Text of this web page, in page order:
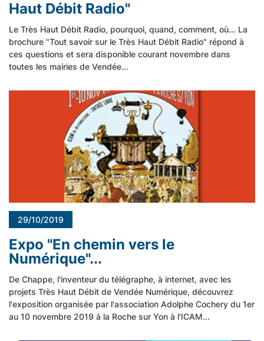
Haut Débit Radio"
Le Très Haut Débit Radio, pourquoi, quand, comment, où... La
brochure "Tout savoir sur le Très Haut Débit Radio" répond à
ces questions et sera disponible courant novembre dans
toutes les mairies de Vendée...
29/10/2019
Expo "En chemin vers le
Numérique"...
De Chappe, l'inventeur du télégraphe, à internet, avec les
projets Très Haut Débit de Vendée Numérique, découvrez
l'exposition organisée par l'association Adolphe Cochery du 1er
au 10 novembre 2019 à la Roche sur Yon à l'ICAM...